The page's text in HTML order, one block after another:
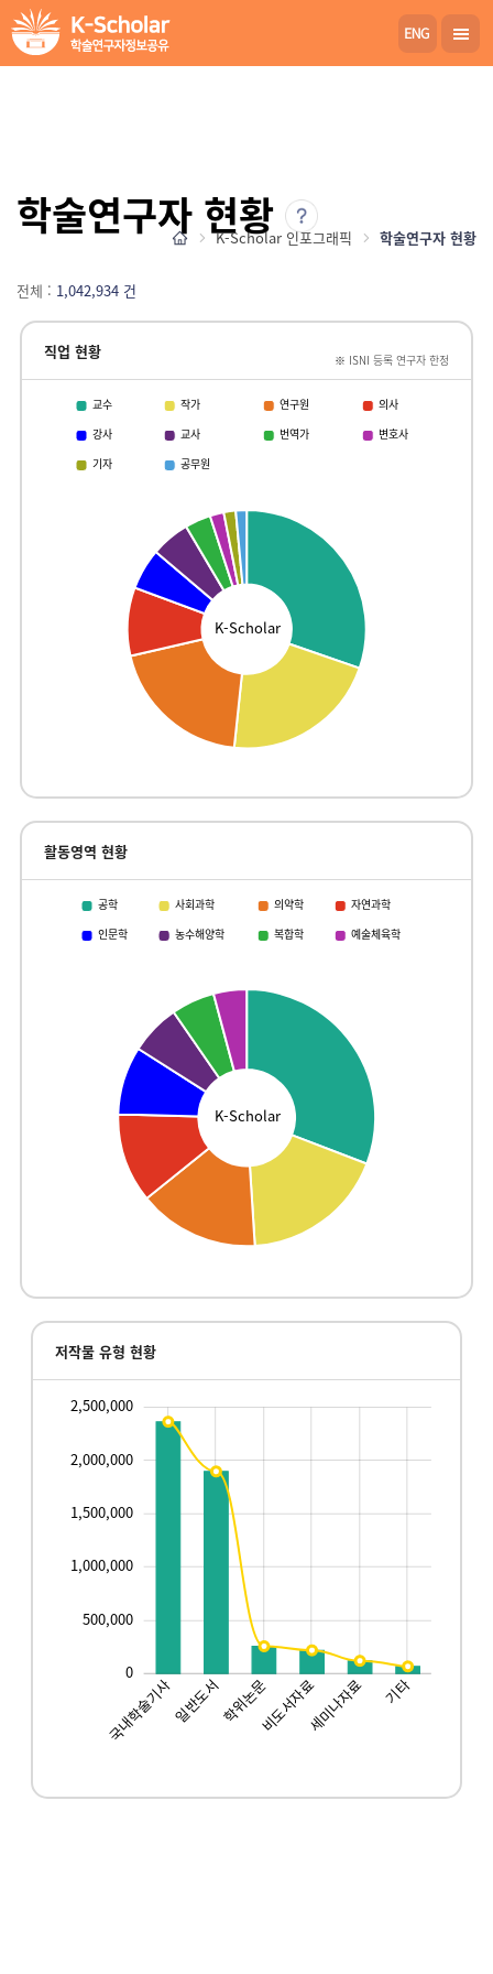
K-Scholar 인포그래픽 학술연구자 현황
학술연구자 현황
전체 : 1,042,934 건
직업 현황 ※ ISNI 등록 연구자 한정
교수 작가 연구원
의사
강사
교사 번역가
변호사
기자
공무원
K-Scholar
활동영역 현황
공학 사회과학 의약학
자연과학
인문학
농수해양학 복합학 예술체육학
K-Scholar
저작물 유형 현황
0
500,000
1,000,000
1,500,000
2,000,000
2,500,000
세미나자료
국내학술기사일반도서학위논문비도서자료세미나자료 기타